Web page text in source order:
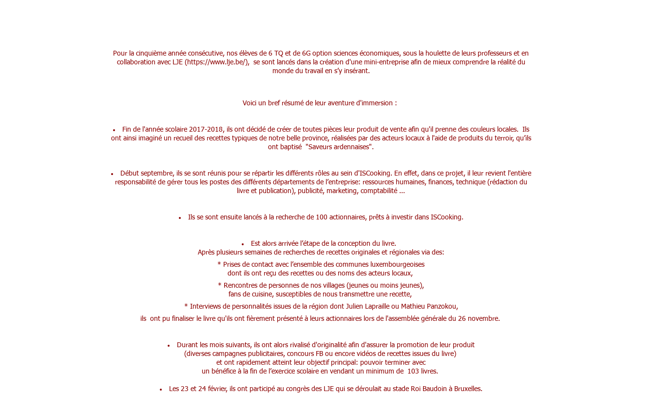
Pour la cinquième année consécutive, nos élèves de 6 TQ et de 6G option sciences économiques, sous la houlette de leurs professeurs et en
collaboration avec LJE ( https://www.lje.be/), se sont lancés dans la création d'une mini-entreprise afin de mieux comprendre la réalité du
monde du travail en s’y insérant.
Voici un bref résumé de leur aventure d'immersion :
Fin de l'année scolaire 2017-2018, ils ont décidé de créer de toutes pièces leur produit de vente afin qu'il prenne des couleurs locales. Ils
ont ainsi imaginé un recueil des recettes typiques de notre belle province, réalisées par des acteurs locaux à l'aide de produits du terroir, qu’ils
ont baptisé "Saveurs ardennaises".
Début septembre, ils se sont réunis pour se répartir les différents rôles au sein d'ISCooking. En effet, dans ce projet, il leur revient l'entière
responsabilité de gérer tous les postes des différents départements de l’entreprise: ressources humaines, finances, technique (rédaction du
livre et publication), publicité, marketing, comptabilité ...
Ils se sont ensuite lancés à la recherche de 100 actionnaires, prêts à investir dans ISCooking.
Est alors arrivée l’étape de la conception du livre.
Après plusieurs semaines de recherches de recettes originales et régionales via des:
* Prises de contact avec l’ensemble des communes luxembourgeoises
dont ils ont reçu des recettes ou des noms des acteurs locaux,
* Rencontres de personnes de nos villages (jeunes ou moins jeunes),
fans de cuisine, susceptibles de nous transmettre une recette,
* Interviews de personnalités issues de la région dont Julien Lapraille ou Mathieu Panzokou,
ils ont pu finaliser le livre qu'ils ont fièrement présenté à leurs actionnaires lors de l'assemblée générale du 26 novembre.
Durant les mois suivants, ils ont alors rivalisé d'originalité afin d'assurer la promotion de leur produit
(diverses campagnes publicitaires, concours FB ou encore vidéos de recettes issues du livre)
et ont rapidement atteint leur objectif principal: pouvoir terminer avec
un bénéfice à la fin de l’exercice scolaire en vendant un minimum de 103 livres.
Les 23 et 24 février, ils ont participé au congrès des LJE qui se déroulait au stade Roi Baudoin à Bruxelles.